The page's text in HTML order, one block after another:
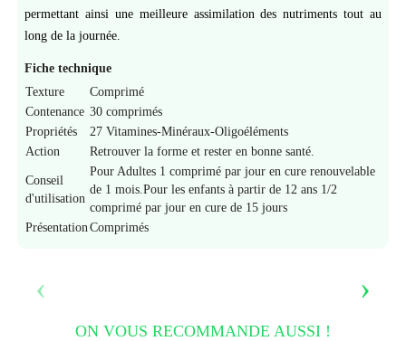
permettant ainsi une meilleure assimilation des nutriments tout au
long de la journée.
Fiche technique
Texture
Comprimé
Contenance 30 comprimés
Propriétés
27 Vitamines-Minéraux-Oligoéléments
Action
Retrouver la forme et rester en bonne santé.
Conseil
d'utilisation
Pour Adultes 1 comprimé par jour en cure renouvelable
de 1 mois.Pour les enfants à partir de 12 ans 1/2
comprimé par jour en cure de 15 jours
Présentation Comprimés
ON VOUS RECOMMANDE AUSSI !
‹ ›